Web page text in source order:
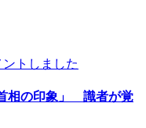
トしました
相の印象」 識者が覚